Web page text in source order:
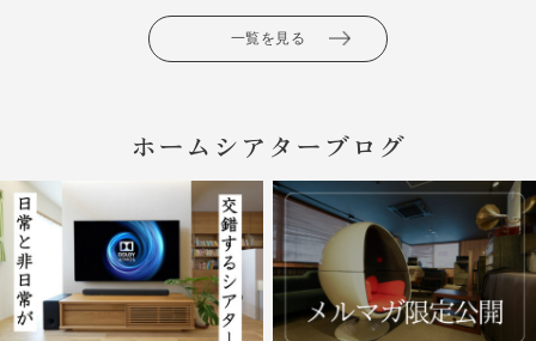
一覧を見る
ホームシアターブログ